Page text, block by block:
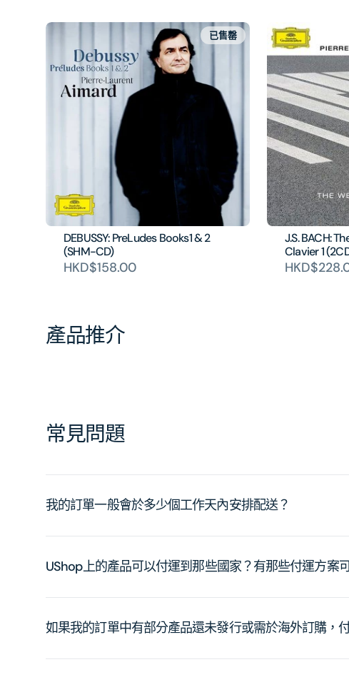
DEBUSSY: PreLudes Books1 & 2
(SHM-CD)
HKD$158.00
已售罄
J.S. BACH:
Clavier 1
產品推介
常見問題
我的訂單一般會於多少個工作天內安排配送？
UShop上的產品可以付運到那些國家？有那些付運方案
如果我的訂單中有部分產品還未發行或需於海外訂購，